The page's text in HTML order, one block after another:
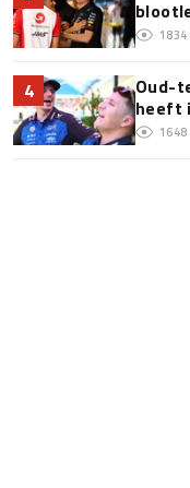
1834
4
Oud-
heeft
1648